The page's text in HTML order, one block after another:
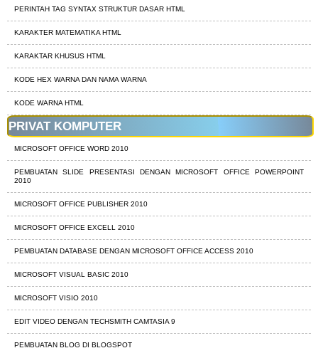
PERINTAH TAG SYNTAX STRUKTUR DASAR HTML
KARAKTER MATEMATIKA HTML
KARAKTAR KHUSUS HTML
KODE HEX WARNA DAN NAMA WARNA
KODE WARNA HTML
PRIVAT KOMPUTER
MICROSOFT OFFICE WORD 2010
PEMBUATAN SLIDE PRESENTASI DENGAN MICROSOFT OFFICE POWERPOINT
2010
MICROSOFT OFFICE PUBLISHER 2010
MICROSOFT OFFICE EXCELL 2010
PEMBUATAN DATABASE DENGAN MICROSOFT OFFICE ACCESS 2010
MICROSOFT VISUAL BASIC 2010
MICROSOFT VISIO 2010
EDIT VIDEO DENGAN TECHSMITH CAMTASIA 9
PEMBUATAN BLOG DI BLOGSPOT